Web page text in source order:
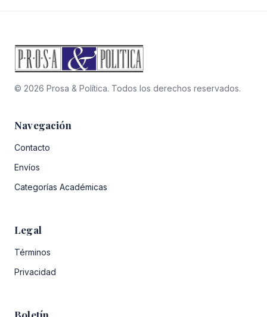
© 2026 Prosa & Política. Todos los derechos reservados.
Navegación
Contacto
Envíos
Categorías Académicas
Legal
Términos
Privacidad